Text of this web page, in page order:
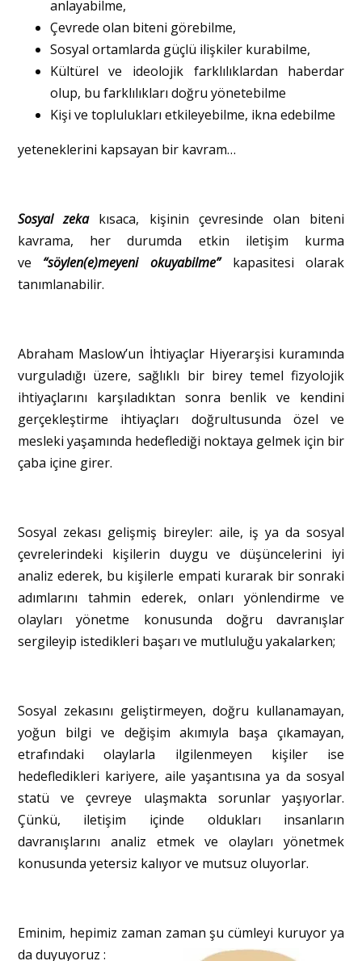
anlayabilme,
Çevrede olan biteni görebilme,
Sosyal ortamlarda güçlü ilişkiler kurabilme,
Kültürel ve ideolojik farklılıklardan haberdar
olup, bu farklılıkları doğru yönetebilme
Kişi ve toplulukları etkileyebilme, ikna edebilme
yeteneklerini kapsayan bir kavram…
Sosyal zeka kısaca, kişinin çevresinde olan biteni
kavrama, her durumda etkin iletişim kurma
ve “söylen(e)meyeni okuyabilme”kapasitesi olarak
tanımlanabilir.
Abraham Maslow’un İhtiyaçlar Hiyerarşisi kuramında
vurguladığı üzere, sağlıklı bir birey temel fizyolojik
ihtiyaçlarını karşıladıktan sonra benlik ve kendini
gerçekleştirme ihtiyaçları doğrultusunda özel ve
mesleki yaşamında hedeflediği noktaya gelmek için bir
çaba içine girer.
Sosyal zekası gelişmiş bireyler: aile, iş ya da sosyal
çevrelerindeki kişilerin duygu ve düşüncelerini iyi
analiz ederek, bu kişilerle empati kurarak bir sonraki
adımlarını tahmin ederek, onları yönlendirme ve
olayları yönetme konusunda doğru davranışlar
sergileyip istedikleri başarı ve mutluluğu yakalarken;
Sosyal zekasını geliştirmeyen, doğru kullanamayan,
yoğun bilgi ve değişim akımıyla başa çıkamayan,
etrafındaki olaylarla ilgilenmeyen kişiler ise
hedefledikleri kariyere, aile yaşantısına ya da sosyal
statü ve çevreye ulaşmakta sorunlar yaşıyorlar.
Çünkü, iletişim içinde oldukları insanların
davranışlarını analiz etmek ve olayları yönetmek
konusunda yetersiz kalıyor ve mutsuz oluyorlar.
Eminim, hepimiz zaman zaman şu cümleyi kuruyor ya
da duyuyoruz :